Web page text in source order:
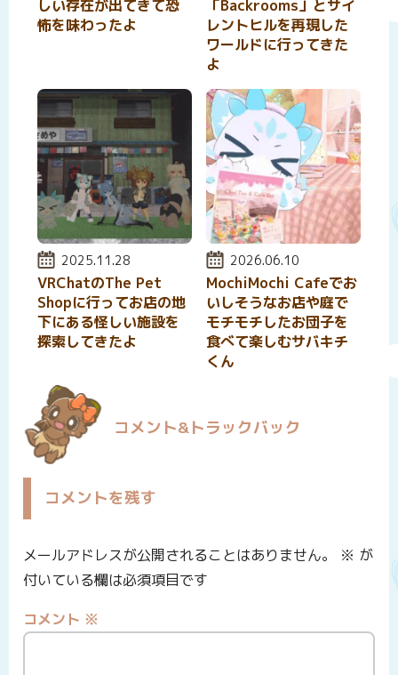
しい存在が出てきて恐
怖を味わったよ
「Backrooms」とサイ
レントヒルを再現した
ワールドに行ってきた
よ
投稿日:
2025.11.28
VRChatのThe Pet
Shopに行ってお店の地
下にある怪しい施設を
探索してきたよ
投稿日:
2026.06.10
MochiMochi Cafeでお
いしそうなお店や庭で
モチモチしたお団子を
食べて楽しむサバキチ
くん
コメント&トラックバック
コメントを残す
メールアドレスが公開されることはありません。 ※ が
付いている欄は必須項目です
コメント ※